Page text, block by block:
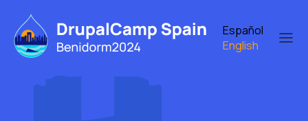
main
content
Español
English